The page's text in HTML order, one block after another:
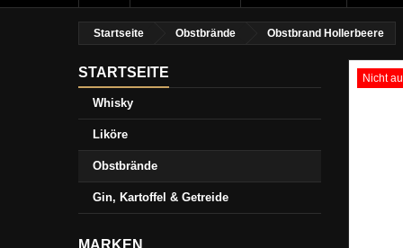
Startseite Obstbrände Obstbrand Hollerbeere
STARTSEITE
Whisky
Liköre
Obstbrände
Gin, Kartoffel & Getreide
MARKEN
Nicht